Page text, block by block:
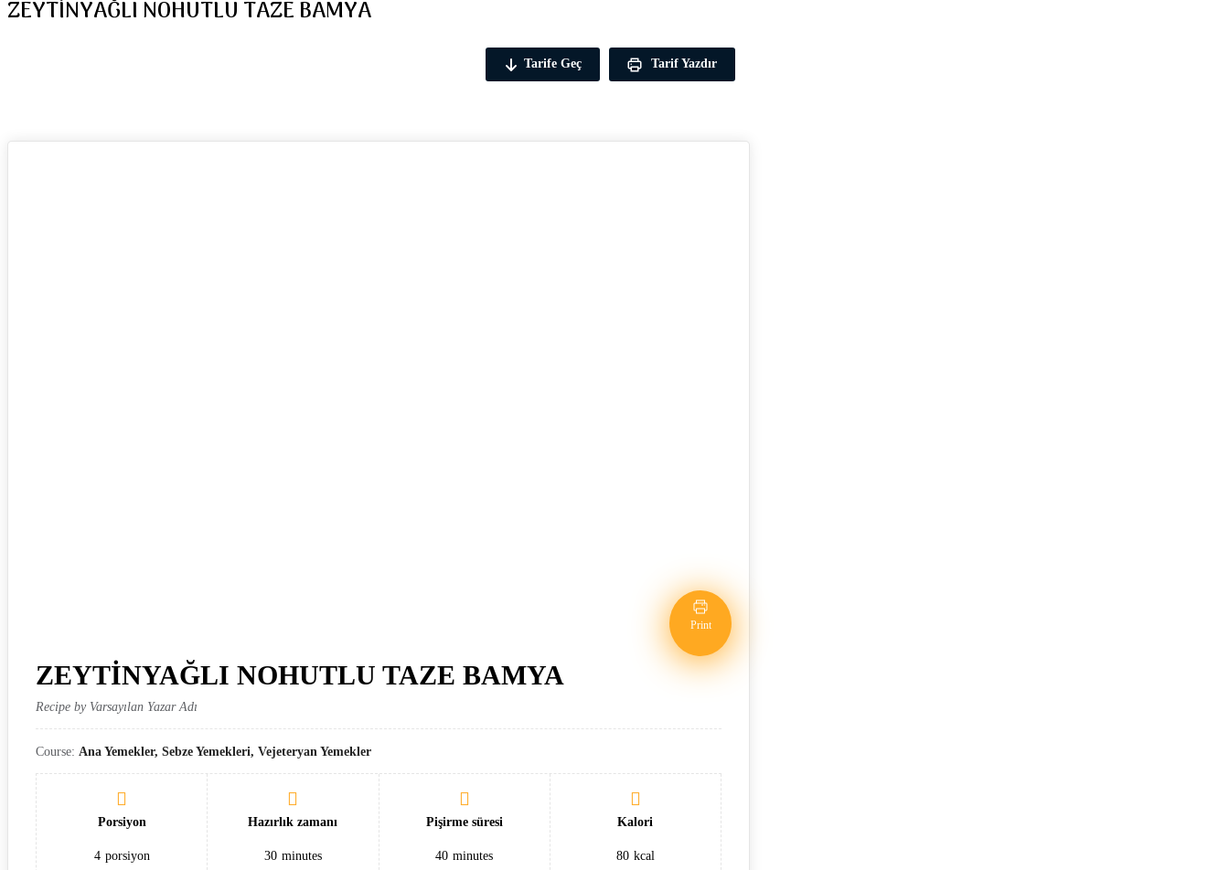
ZEYTİNYAĞLI NOHUTLU TAZE BAMYA
Tarife Geç Tarif Yazdır
Print
ZEYTİNYAĞLI NOHUTLU TAZE BAMYA
Recipe by Varsayılan Yazar Adı
Course: Ana Yemekler, Sebze Yemekleri, Vejeteryan Yemekler
Porsiyon
4 porsiyon
Hazırlık zamanı
30 minutes
Pişirme süresi
40 minutes
Kalori
80 kcal